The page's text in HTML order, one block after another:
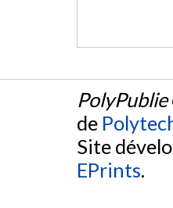
PolyPublie
de
Site
EPrints.